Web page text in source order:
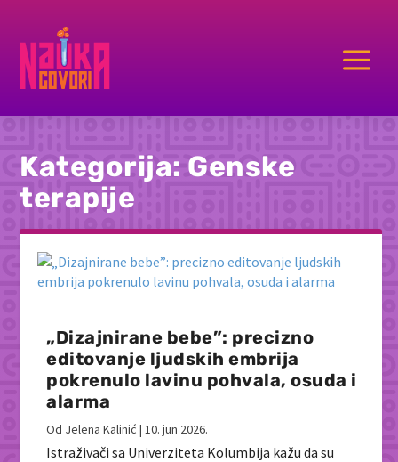
a
Kategorija: Genske
terapije
„Dizajnirane bebe”: precizno
editovanje ljudskih embrija
pokrenulo lavinu pohvala, osuda i
alarma
Od Jelena Kalinić |10. jun 2026.
Istraživači sa Univerziteta Kolumbija kažu da su